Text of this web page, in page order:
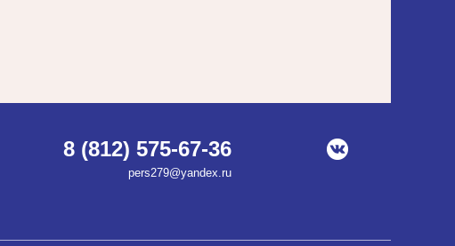
8 (812) 575-67-36
pers279@yandex.ru